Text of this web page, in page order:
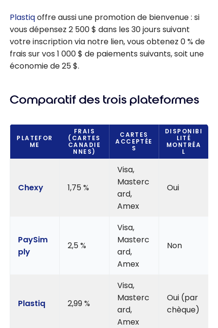
Plastiqoffre aussi une promotion de bienvenue : si
vous dépensez 2 500 $ dans les 30 jours suivant
votre inscription via notre lien, vous obtenez 0 % de
frais sur vos 1 000 $ de paiements suivants, soit une
économie de 25 $.
Comparatif des trois plateformes
PLATEFOR
ME
FRAIS
(CARTES
CANADIE
NNES)
CARTES
ACCEPTÉE
S
DISPONIBI
LITÉ
MONTRÉA
L
Chexy 1,75 %
Visa,
Masterc
ard,
Amex
Oui
PaySim
ply
2,5 %
Visa,
Masterc
ard,
Amex
Non
Plastiq 2,99 %
Visa,
Masterc
ard,
Amex
Oui (par
chèque)